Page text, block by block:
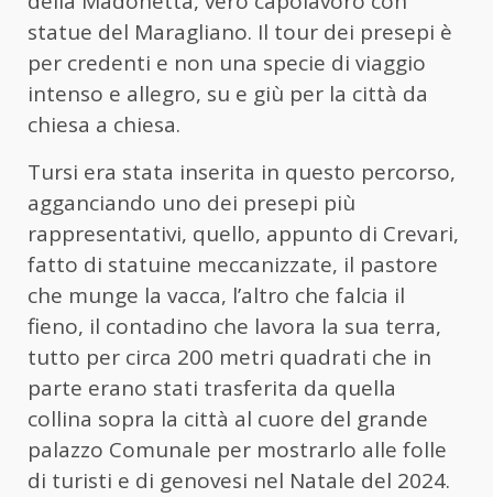
statue del Maragliano. Il tour dei presepi è
per credenti e non una specie di viaggio
intenso e allegro, su e giù per la città da
chiesa a chiesa.
Tursi era stata inserita in questo percorso,
agganciando uno dei presepi più
rappresentativi, quello, appunto di Crevari,
fatto di statuine meccanizzate, il pastore
che munge la vacca, l’altro che falcia il
fieno, il contadino che lavora la sua terra,
tutto per circa 200 metri quadrati che in
parte erano stati trasferita da quella
collina sopra la città al cuore del grande
palazzo Comunale per mostrarlo alle folle
di turisti e di genovesi nel Natale del 2024.